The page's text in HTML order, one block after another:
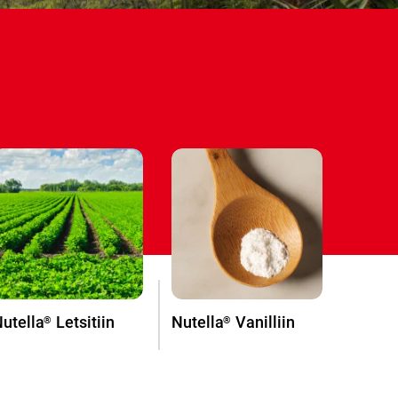
® Letsitiin Nutella® Vanilliin